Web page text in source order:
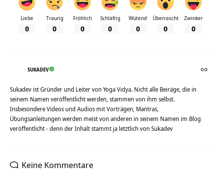
Liebe
0
Traurig
0
Fröhlich
0
Schläfrig
0
Wütend
0
Überrascht
0
Zwinker
0
SUKADEV
Sukadev ist Gründer und Leiter von Yoga Vidya. Nicht alle Beiräge, die in
seinem Namen veröffentlicht werden, stammen von ihm selbst.
Insbesondere Videos und Audios mit Vorträgen, Mantras,
Übungsanleitungen werden meist von anderen in seinem Namen im Blog
veröffentlicht - denn der Inhalt stammt ja letztlich von Sukadev
Keine Kommentare